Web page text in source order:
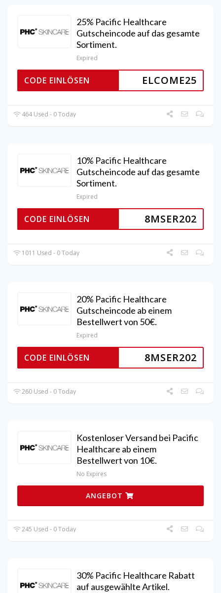
25% Pacific Healthcare
Gutscheincode auf das gesamte
Sortiment.
Expired
ELCOME25
CODE EINLÖSEN
464 Used - 0 Today
10% Pacific Healthcare
Gutscheincode auf das gesamte
Sortiment.
Expired
8MSER202
CODE EINLÖSEN
1011 Used - 0 Today
20% Pacific Healthcare
Gutscheincode ab einem
Bestellwert von 50€.
Expired
8MSER202
CODE EINLÖSEN
260 Used - 0 Today
Kostenloser Versand bei Pacific
Healthcare ab einem
Bestellwert von 10€.
No Expires
ANGEBOT
245 Used - 0 Today
30% Pacific Healthcare Rabatt
auf ausgewählte Artikel.